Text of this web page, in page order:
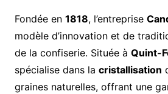
Fondée en 1818, l’entreprise
modèle d’innovation et de
de la confiserie. Située à Quint-
spécialise dans la cristallisation
graines naturelles, offrant une